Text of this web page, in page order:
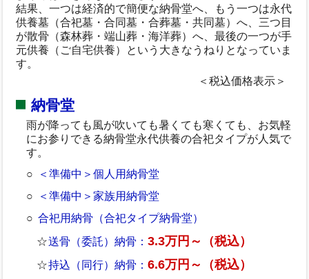
結果、一つは経済的で簡便な納骨堂へ、もう一つは永代
供養墓（合祀墓・合同墓・合葬墓・共同墓）へ、三つ目
が散骨（森林葬・端山葬・海洋葬）へ、最後の一つが手
元供養（ご自宅供養）という大きなうねりとなっていま
す。
＜税込価格表示＞
納骨堂
雨が降っても風が吹いても暑くても寒くても、お気軽
にお参りできる納骨堂永代供養の合祀タイプが人気で
す。
＜準備中＞個人用納骨堂
＜準備中＞家族用納骨堂
合祀用納骨（合祀タイプ納骨堂）
送骨（委託）納骨：3.3万円～（税込）
持込（同行）納骨：6.6万円～（税込）